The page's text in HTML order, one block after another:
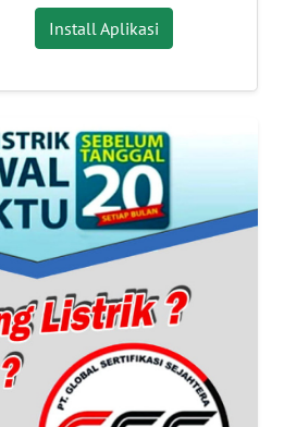
Install Aplikasi